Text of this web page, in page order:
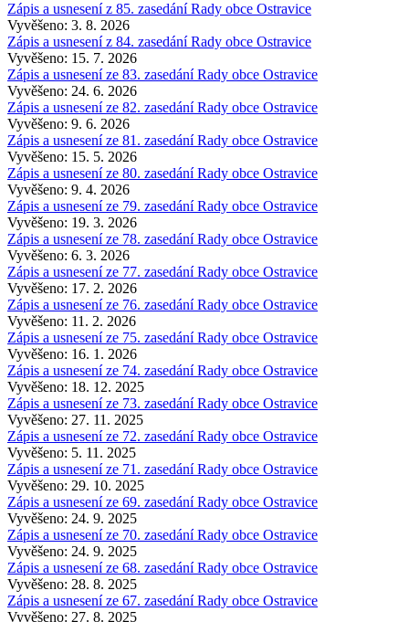
Zápis a usnesení z 85. zasedání Rady obce Ostravice
Vyvěšeno: 3. 8. 2026
Zápis a usnesení z 84. zasedání Rady obce Ostravice
Vyvěšeno: 15. 7. 2026
Zápis a usnesení ze 83. zasedání Rady obce Ostravice
Vyvěšeno: 24. 6. 2026
Zápis a usnesení ze 82. zasedání Rady obce Ostravice
Vyvěšeno: 9. 6. 2026
Zápis a usnesení ze 81. zasedání Rady obce Ostravice
Vyvěšeno: 15. 5. 2026
Zápis a usnesení ze 80. zasedání Rady obce Ostravice
Vyvěšeno: 9. 4. 2026
Zápis a usnesení ze 79. zasedání Rady obce Ostravice
Vyvěšeno: 19. 3. 2026
Zápis a usnesení ze 78. zasedání Rady obce Ostravice
Vyvěšeno: 6. 3. 2026
Zápis a usnesení ze 77. zasedání Rady obce Ostravice
Vyvěšeno: 17. 2. 2026
Zápis a usnesení ze 76. zasedání Rady obce Ostravice
Vyvěšeno: 11. 2. 2026
Zápis a usnesení ze 75. zasedání Rady obce Ostravice
Vyvěšeno: 16. 1. 2026
Zápis a usnesení ze 74. zasedání Rady obce Ostravice
Vyvěšeno: 18. 12. 2025
Zápis a usnesení ze 73. zasedání Rady obce Ostravice
Vyvěšeno: 27. 11. 2025
Zápis a usnesení ze 72. zasedání Rady obce Ostravice
Vyvěšeno: 5. 11. 2025
Zápis a usnesení ze 71. zasedání Rady obce Ostravice
Vyvěšeno: 29. 10. 2025
Zápis a usnesení ze 69. zasedání Rady obce Ostravice
Vyvěšeno: 24. 9. 2025
Zápis a usnesení ze 70. zasedání Rady obce Ostravice
Vyvěšeno: 24. 9. 2025
Zápis a usnesení ze 68. zasedání Rady obce Ostravice
Vyvěšeno: 28. 8. 2025
Zápis a usnesení ze 67. zasedání Rady obce Ostravice
Vyvěšeno: 27. 8. 2025